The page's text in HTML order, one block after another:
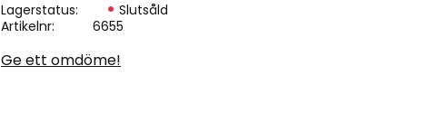
Lagerstatus
Slutsåld
Artikelnr
6655
Ge ett omdöme!